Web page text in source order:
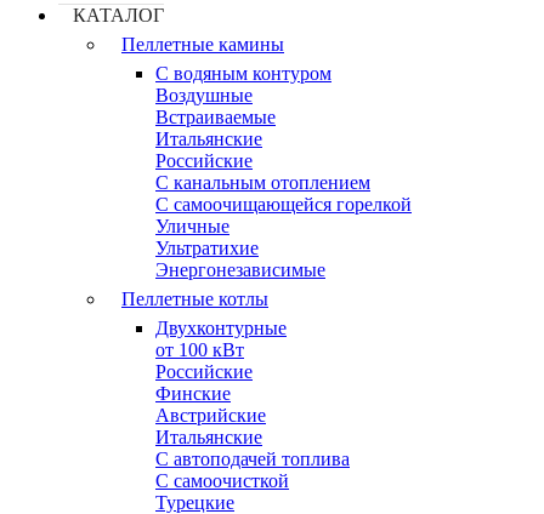
КАТАЛОГ
Пеллетные камины
C водяным контуром
Воздушные
Встраиваемые
Итальянские
Российские
С канальным отоплением
С самоочищающейся горелкой
Уличные
Ультратихие
Энергонезависимые
Пеллетные котлы
Двухконтурные
от 100 кВт
Российские
Финские
Австрийские
Итальянские
С автоподачей топлива
С самоочисткой
Турецкие